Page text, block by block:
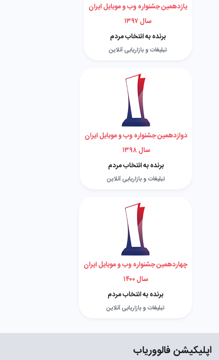
یازدهمین جشنواره وب و موبایل ایران
سال ۱۳۹۷
برنده به انتخاب مردم
تبلیغات و بازاریابی آنلاین
دوازدهمین جشنواره وب و موبایل ایران
سال ۱۳۹۸
برنده به انتخاب مردم
تبلیغات و بازاریابی آنلاین
چهاردهمین جشنواره وب و موبایل ایران
سال ۱۴۰۰
برنده به انتخاب مردم
تبلیغات و بازاریابی آنلاین
اپلیکیشن فالووریاب